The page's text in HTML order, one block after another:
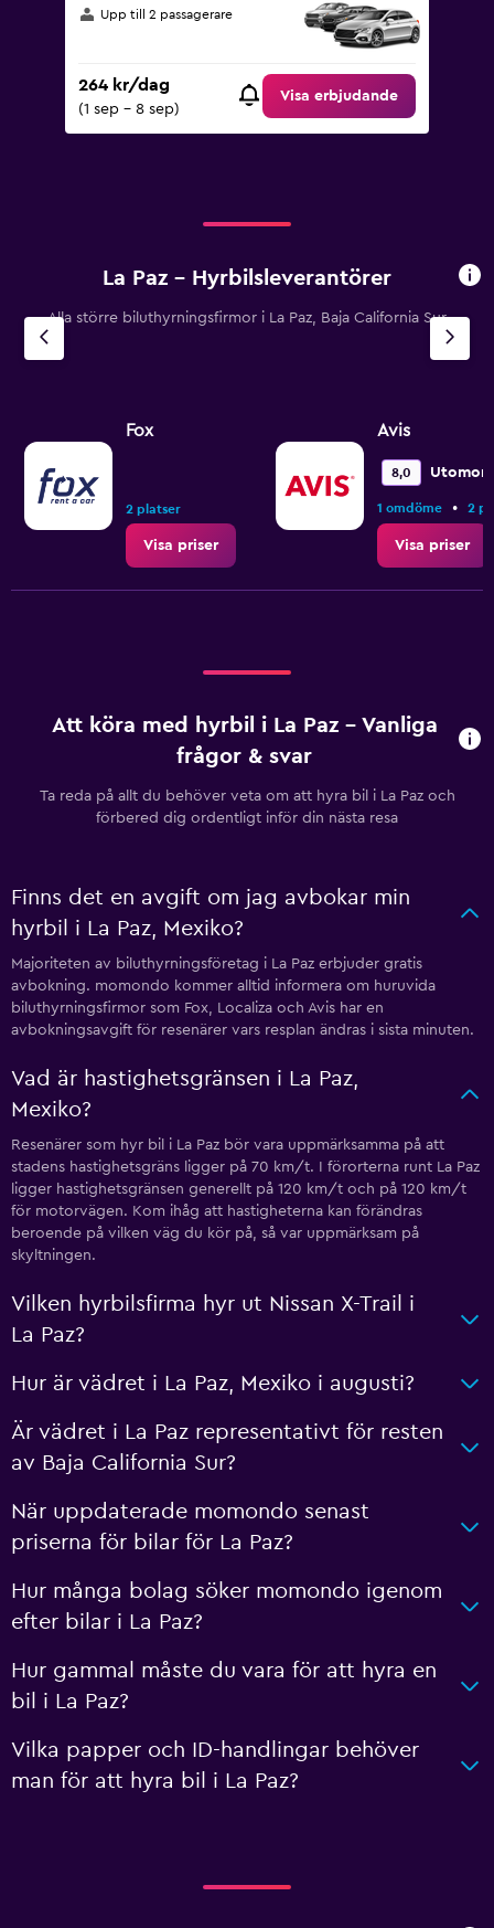
Upp till 2 passagerare
264 kr/dag
(1 sep - 8 sep)
Visa erbjudande
La Paz – Hyrbilsleverantörer
Alla större biluthyrningsfirmor i La Paz, Baja California Sur
Fox
2 platser
Visa priser
Avis
8,0
1 omdöme • 2
Visa priser
Att köra med hyrbil i La Paz – Vanliga
frågor & svar
Ta reda på allt du behöver veta om att hyra bil i La Paz och
förbered dig ordentligt inför din nästa resa
Finns det en avgift om jag avbokar min
hyrbil i La Paz, Mexiko?
Majoriteten av biluthyrningsföretag i La Paz erbjuder gratis
avbokning. momondo kommer alltid informera om huruvida
biluthyrningsfirmor som Fox, Localiza och Avis har en
avbokningsavgift för resenärer vars resplan ändras i sista minuten.
Vad är hastighetsgränsen i La Paz,
Mexiko?
Resenärer som hyr bil i La Paz bör vara uppmärksamma på att
stadens hastighetsgräns ligger på 70 km/t. I förorterna runt La Paz
ligger hastighetsgränsen generellt på 120 km/t och på 120 km/t
för motorvägen. Kom ihåg att hastigheterna kan förändras
beroende på vilken väg du kör på, så var uppmärksam på
skyltningen.
Vilken hyrbilsfirma hyr ut Nissan X-Trail i
La Paz?
Hur är vädret i La Paz, Mexiko i augusti?
Är vädret i La Paz representativt för resten
av Baja California Sur?
När uppdaterade momondo senast
priserna för bilar för La Paz?
Hur många bolag söker momondo igenom
efter bilar i La Paz?
Hur gammal måste du vara för att hyra en
bil i La Paz?
Vilka papper och ID-handlingar behöver
man för att hyra bil i La Paz?